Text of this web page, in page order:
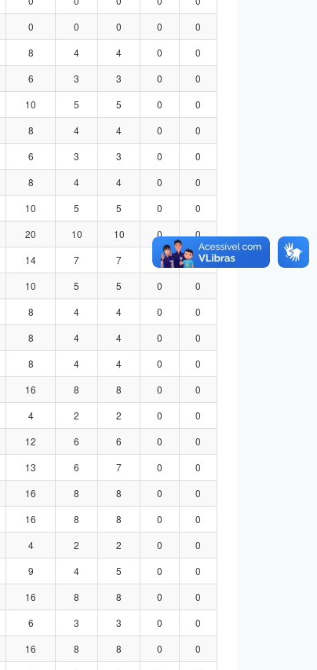
0 0 0 0
0
8 4 4 0
0
6 3 3 0
0
10 5 5 0
0
8 4 4 0
0
6 3 3 0
0
8 4 4 0
0
10 5 5 0
0
20 10 10 0
0
14 7 7 0
0
10 5 5 0
0
8 4 4 0
0
8 4 4 0
0
8 4 4 0
0
16 8 8 0
0
4 2 2 0
0
12 6 6 0
0
13 6 7 0
0
16 8 8 0
0
16 8 8 0
0
4 2 2 0
0
9 4 5 0
0
16 8 8 0
0
6 3 3 0
0
16 8 8 0
0